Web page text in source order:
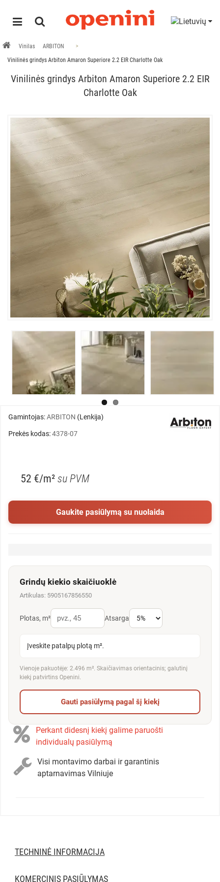
Vinilas
ARBITON
Vinilinės grindys Arbiton Amaron Superiore 2.2 EIR Charlotte Oak
Vinilinės grindys Arbiton Amaron Superiore 2.2 EIR
Charlotte Oak
Gamintojas:ARBITON (Lenkija)
Prekės kodas:4378-07
52 €/m² su PVM
Gaukite pasiūlymą su nuolaida
Grindų kiekio skaičiuoklė
Artikulas: 5905167856550
Plotas, m² Atsarga
Įveskite patalpų plotą m².
Vienoje pakuotėje: 2.496 m². Skaičiavimas orientacinis; galutinį
kiekį patvirtins Openini.
Gauti pasiūlymą pagal šį kiekį
Perkant didesnį kiekį galime paruošti
individualų pasiūlymą
Visi montavimo darbai ir garantinis
aptarnavimas Vilniuje
TECHNINĖ INFORMACIJA
KOMERCINIS PASIŪLYMAS